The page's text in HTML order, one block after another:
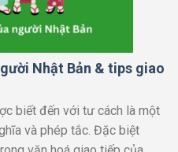
Nhật Bản & tips giao
biết đến với tư cách là một
và phép tắc. Đặc biệt